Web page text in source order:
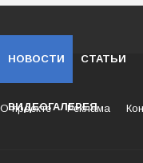
НОВОСТИ СТАТЬИ
ВИДЕОГАЛЕРЕЯ
О проекте Реклама